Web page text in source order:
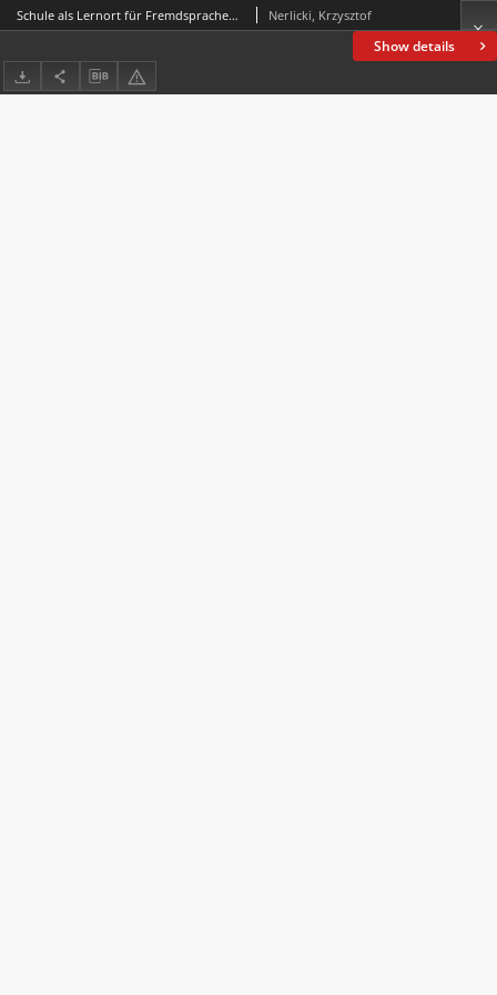
Show details
Schule als Lernort für Fremdsprachen in den Auffassungen von Lernenden und Lehrenden: theoretische Grundlagen aus der Sicht der soziokulturellen Theorie des Fremdsprachenlernens und einige Stimmen aus dem Klassenzimmer Nerlicki, Krzysztof